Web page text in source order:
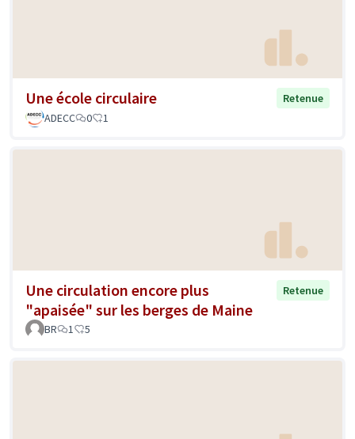
Une école circulaire
Retenue
ADECC
0 1
Une circulation encore plus
"apaisée" sur les berges de Maine
Retenue
BR 1 5